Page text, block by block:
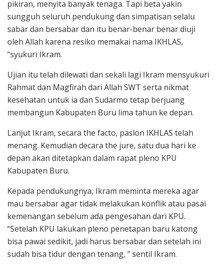
pikiran, menyita banyak tenaga. Tapi beta yakin
sungguh seluruh pendukung dan simpatisan selalu
sabar dan bersabar dan itu benar-benar benar diuji
oleh Allah karena resiko memakai nama IKHLAS,
“syukuri Ikram.
Ujian itu telah dilewati dan sekali lagi Ikram mensyukuri
Rahmat dan Magfirah dari Allah SWT serta nikmat
kesehatan untuk ia dan Sudarmo tetap berjuang
membangun Kabupaten Buru lima tahun ke depan.
Lanjut Ikram, secara the facto, paslon IKHLAS telah
menang. Kemudian decara the jure, satu dua hari ke
depan akan ditetapkan dalam rapat pleno KPU
Kabupaten Buru.
Kepada pendukungnya, Ikram meminta mereka agar
mau bersabar agar tidak melakukan konflik atau pasai
kemenangan sebelum ada pengesahan dari KPU.
“Setelah KPU lakukan pleno penetapan baru katong
bisa pawai sedikit, jadi harus bersabar dan setelah ini
sudah bisa tidur dengan tenang, ” sentil Ikram.